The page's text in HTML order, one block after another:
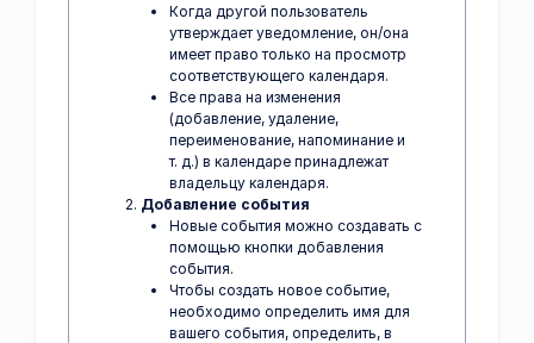
Когда другой пользователь
утверждает уведомление, он/она
имеет право только на просмотр
соответствующего календаря.
Все права на изменения
(добавление, удаление,
переименование, напоминание и
т. д.) в календаре принадлежат
владельцу календаря.
Добавление события
Новые события можно создавать с
помощью кнопки добавления
события.
Чтобы создать новое событие,
необходимо определить имя для
вашего события, определить, в